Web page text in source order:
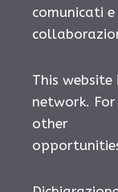
comunicati e
This
network.
other